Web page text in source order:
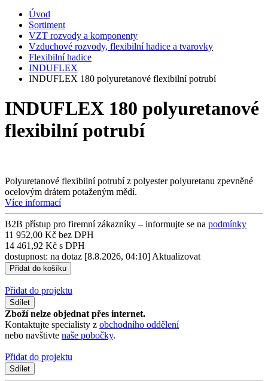
Úvod
Sortiment
VZT rozvody a komponenty
Vzduchové rozvody, flexibilní hadice a tvarovky
Flexibilní hadice
INDUFLEX
INDUFLEX 180 polyuretanové flexibilní potrubí
INDUFLEX 180 polyuretanové
flexibilní potrubí
Polyuretanové flexibilní potrubí z polyester polyuretanu zpevněné
ocelovým drátem potaženým mědí.
Více informací
B2B přístup pro firemní zákazníky – informujte se na podmínky
11 952,00 Kč bez DPH
14 461,92 Kč s DPH
dostupnost: na dotaz [8.8.2026, 04:10] Aktualizovat
Přidat do projektu
Sdílet
Zboží nelze objednat přes internet.
Kontaktujte specialisty z obchodního oddělení
nebo navštivte naše pobočky.
Přidat do projektu
Sdílet